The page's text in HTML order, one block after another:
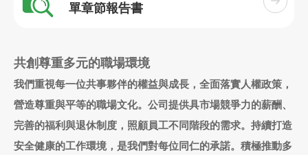
單章節報告書
共創尊重多元的職場環境
我們重視每一位共事夥伴的權益與成長，全面落實人權政策，
營造尊重與平等的職場文化。公司提供具市場競爭力的薪酬、
完善的福利與退休制度，照顧員工不同階段的需求。持續打造
安全健康的工作環境，是我們對每位同仁的承諾。積極推動多